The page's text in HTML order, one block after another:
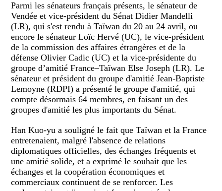
Parmi les sénateurs français présents, le sénateur de
Vendée et vice-président du Sénat Didier Mandelli
(LR), qui s'est rendu à Taïwan du 20 au 24 avril, ou
encore le sénateur Loïc Hervé (UC), le vice-président
de la commission des affaires étrangères et de la
défense Olivier Cadic (UC) et la vice-présidente du
groupe d’amitié France–Taïwan Else Joseph (LR). Le
sénateur et président du groupe d'amitié Jean-Baptiste
Lemoyne (RDPI) a présenté le groupe d'amitié, qui
compte désormais 64 membres, en faisant un des
groupes d'amitié les plus importants du Sénat.
Han Kuo-yu a souligné le fait que Taïwan et la France
entretenaient, malgré l'absence de relations
diplomatiques officielles, des échanges fréquents et
une amitié solide, et a exprimé le souhait que les
échanges et la coopération économiques et
commerciaux continuent de se renforcer. Les